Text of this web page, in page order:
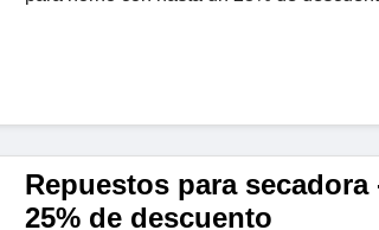
Repuestos para secadora
25% de descuento